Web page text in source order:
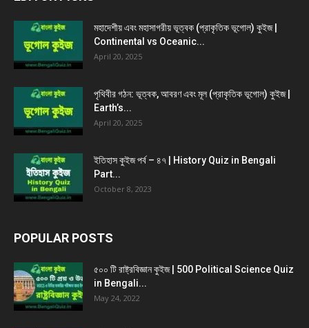
মহাদেশীয় এবং মহাসাগরীয় ভূত্বক (প্রাকৃতিক ভূগোল) কুইজ |
Continental vs Oceanic...
April 20, 2025
পৃথিবীর গঠন: ভূত্বক, আবরণ এবং মূল (প্রাকৃতিক ভূগোল) কুইজ |
Earth’s...
April 20, 2025
ইতিহাস কুইজ পর্ব – ৪৭ | History Quiz in Bengali
Part...
October 8, 2023
POPULAR POSTS
৫০০ টি রাষ্ট্রবিজ্ঞান কুইজ | 500 Political Science Quiz
in Bengali...
May 24, 2022